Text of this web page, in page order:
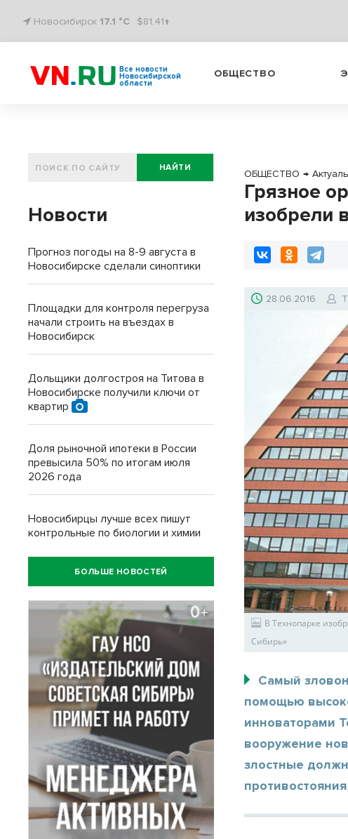
Новосибирск 17.1 °C $81.41↑
Все новости
Новосибирской
области
ОБЩЕСТВО
ОБЩЕСТВО →
Грязное
изобрели
28.06.2016
В Технопарке
Сибирь»
Самый
помощью
инноваторами
вооружение
злостные
НАЙТИ
Новости
Прогноз погоды на 8-9 августа в
Новосибирске сделали синоптики
Площадки для контроля перегруза
начали строить на въездах в
Новосибирск
Дольщики долгостроя на Титова в
Новосибирске получили ключи от
квартир
Доля рыночной ипотеки в России
превысила 50% по итогам июля
2026 года
Новосибирцы лучше всех пишут
контрольные по биологии и химии
БОЛЬШЕ НОВОСТЕЙ